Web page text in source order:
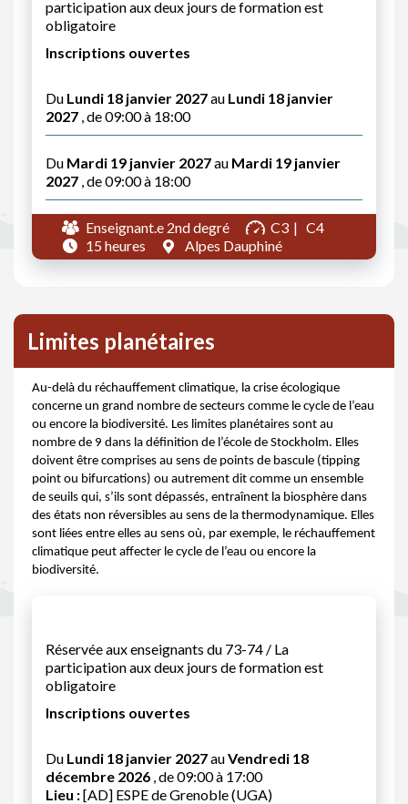
participation aux deux jours de formation est
obligatoire
Inscriptions ouvertes
Du Lundi 18 janvier 2027au Lundi 18 janvier
2027 , de 09:00 à 18:00
Du Mardi 19 janvier 2027au Mardi 19 janvier
2027 , de 09:00 à 18:00
Enseignant.e 2nd degré C3
C4
15 heures
Alpes Dauphiné
Limites planétaires
Au-delà du réchauffement climatique, la crise écologique
concerne un grand nombre de secteurs comme le cycle de l’eau
ou encore la biodiversité. Les limites planétaires sont au
nombre de 9 dans la définition de l’école de Stockholm. Elles
doivent être comprises au sens de points de bascule (tipping
point ou bifurcations) ou autrement dit comme un ensemble
de seuils qui, s’ils sont dépassés, entraînent la biosphère dans
des états non réversibles au sens de la thermodynamique. Elles
sont liées entre elles au sens où, par exemple, le réchauffement
climatique peut affecter le cycle de l’eau ou encore la
biodiversité.
Réservée aux enseignants du 73-74 / La
participation aux deux jours de formation est
obligatoire
Inscriptions ouvertes
Du Lundi 18 janvier 2027auVendredi 18
décembre 2026 , de 09:00 à 17:00
Lieu :[AD] ESPE de Grenoble (UGA)